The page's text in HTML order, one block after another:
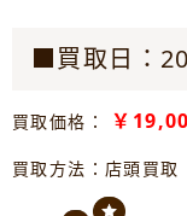
■買取日：
買取価格： ￥
買取方法：店頭買取